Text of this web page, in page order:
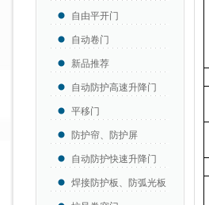
自由平开门
自动卷门
新品推荐
自动防护高速升降门
平移门
防护帘、防护屏
自动防护快速升降门
焊接防护板、防弧光板